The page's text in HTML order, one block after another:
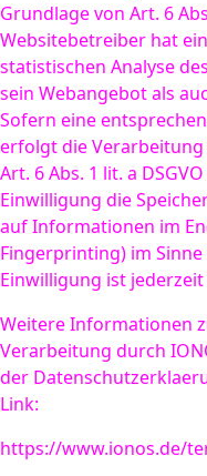
Grundlage von Art. 6
Websitebetreiber hat
statistischen Analyse
sein Webangebot als
Sofern eine
erfolgt die
Art. 6 Abs. 1 lit. a
Einwilligung die
auf Informationen im
Fingerprinting) im
Einwilligung ist
Weitere Informationen
Verarbeitung durch
der
Link:
https://www.ionos.de/